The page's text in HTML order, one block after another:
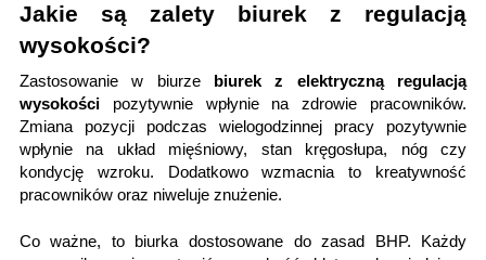
Jakie są zalety biurek z regulacją
wysokości?
Zastosowanie w biurze
biurek z elektryczną regulacją
wysokości pozytywnie wpłynie na zdrowie pracowników.
Zmiana pozycji podczas wielogodzinnej pracy pozytywnie
wpłynie na układ mięśniowy, stan kręgosłupa, nóg czy
kondycję wzroku. Dodatkowo wzmacnia to kreatywność
pracowników oraz niweluje znużenie.
Co ważne, to biurka dostosowane do zasad BHP. Każdy